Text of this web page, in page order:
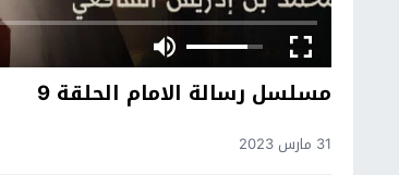
مسلسل رسالة الامام الحلقة 9
31 مارس 2023